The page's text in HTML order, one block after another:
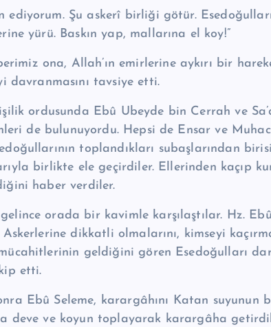
ediyorum. Şu askerî birliği götür.
yürü. Baskın yap, mallarına el koy!”
ona, Allah’ın emirlerine aykırı bir
davranmasını tavsiye etti.
ordusunda Ebû Ubeyde bin Cerrah ve
de bulunuyordu. Hepsi de Ensar ve
toplandıkları subaşlarından
birlikte ele geçirdiler. Ellerinden kaçıp
haber verdiler.
orada bir kavimle karşılaştılar. Hz.
Askerlerine dikkatli olmalarını, kimseyi
gel­diğini gören Esedoğulları
etti.
Ebû Seleme, karargâhını Katan suyunun
deve ve koyun toplayarak ka­rargâha